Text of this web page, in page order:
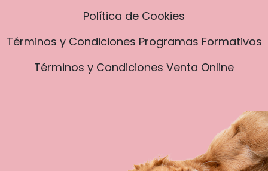
Política de Cookies
​​​​Términos y Condiciones Programas Formativos
​​​​Términos y Condiciones Venta Online